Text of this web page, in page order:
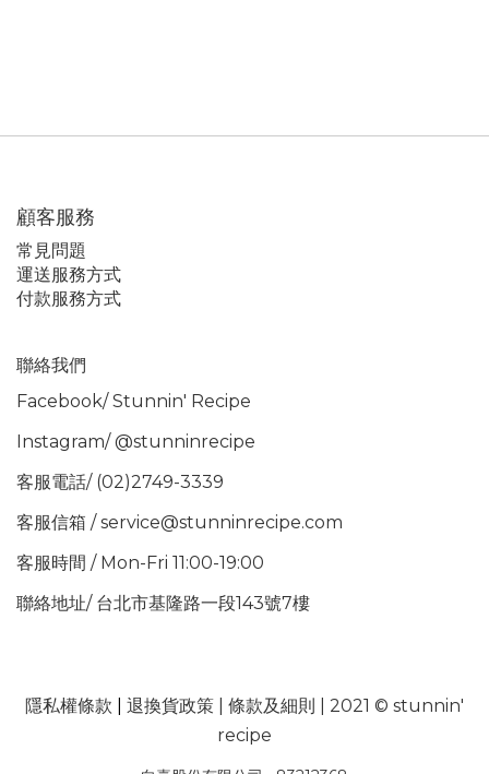
顧客服務
常見問題
運送服務方式
付款服務方式
聯絡我們
Facebook/Stunnin' Recipe
Instagram/@stunninrecipe
客服電話/ (02)2749-3339
客服信箱 / service@stunninrecipe.com
客服時間 / Mon-Fri 11:00-19:00
聯絡地址/ 台北市基隆路一段143號7樓
隱私權條款 退換貨政策 條款及細則 | 2021 © stunnin'
recipe